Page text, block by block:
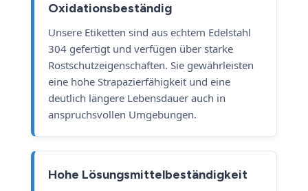
Oxidationsbeständig
Unsere Etiketten sind aus echtem Edelstahl
304 gefertigt und verfügen über starke
Rostschutzeigenschaften. Sie gewährleisten
eine hohe Strapazierfähigkeit und eine
deutlich längere Lebensdauer auch in
anspruchsvollen Umgebungen.
Hohe Lösungsmittelbeständigkeit